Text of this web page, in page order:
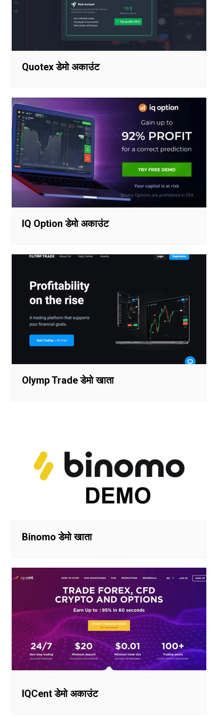
Quotex डेमो अकाउंट
IQ Option डेमो अकाउंट
Olymp Trade डेमो खाता
Binomo डेमो खाता
IQCent डेमो अकाउंट